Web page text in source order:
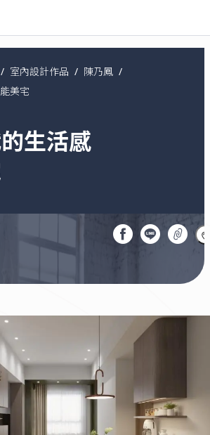
室內設計作品 陳乃鳳
美宅
生活感